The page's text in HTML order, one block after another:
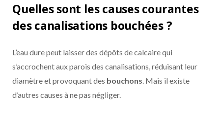
Quelles sont les causes courantes
des canalisations bouchées ?
L’eau dure peut laisser des dépôts de calcaire qui
s’accrochent aux parois des canalisations, réduisant leur
diamètre et provoquant des bouchons. Mais il existe
d’autres causes à ne pas négliger.